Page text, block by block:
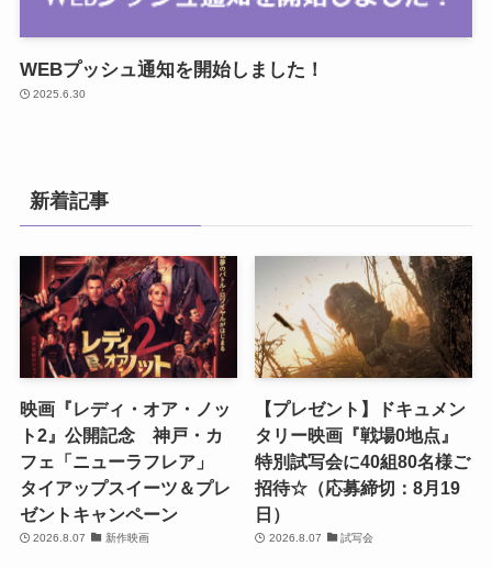
WEBプッシュ通知を開始しました！
2025.6.30
新着記事
映画『レディ・オア・ノッ
ト2』公開記念 神戸・カ
フェ「ニューラフレア」
タイアップスイーツ＆プレ
ゼントキャンペーン
2026.8.07 新作映画
【プレゼント】ドキュメン
タリー映画『戦場0地点』
特別試写会に40組80名様ご
招待☆（応募締切：8月19
日）
2026.8.07 試写会